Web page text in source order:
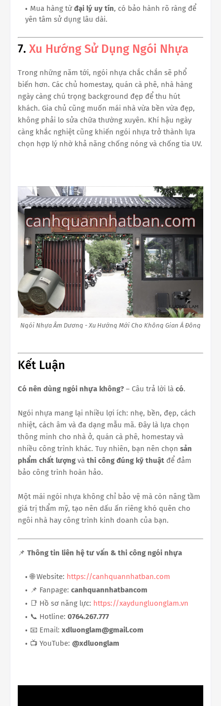
Mua hàng từ đại lý uy tín, có bảo hành rõ ràng để
yên tâm sử dụng lâu dài.
7. Xu Hướng Sử Dụng Ngói Nhựa
Trong những năm tới, ngói nhựa chắc chắn sẽ phổ
biến hơn. Các chủ homestay, quán cà phê, nhà hàng
ngày càng chú trọng background đẹp để thu hút
khách. Gia chủ cũng muốn mái nhà vừa bền vừa đẹp,
không phải lo sửa chữa thường xuyên. Khí hậu ngày
càng khắc nghiệt cũng khiến ngói nhựa trở thành lựa
chọn hợp lý nhờ khả năng chống nóng và chống tia UV.
Ngói Nhựa Âm Dương - Xu Hướng Mới Cho Không Gian Á Đông
Kết Luận
Có nên dùng ngói nhựa không? – Câu trả lời là có.
Ngói nhựa mang lại nhiều lợi ích: nhẹ, bền, đẹp, cách
nhiệt, cách âm và đa dạng mẫu mã. Đây là lựa chọn
thông minh cho nhà ở, quán cà phê, homestay và
nhiều công trình khác. Tuy nhiên, bạn nên chọn sản
phẩm chất lượng và thi công đúng kỹ thuật để đảm
bảo công trình hoàn hảo.
Một mái ngói nhựa không chỉ bảo vệ mà còn nâng tầm
giá trị thẩm mỹ, tạo nên dấu ấn riêng khó quên cho
ngôi nhà hay công trình kinh doanh của bạn.
📌 Thông tin liên hệ tư vấn & thi công ngói nhựa
🌐 Website: https://canhquannhatban.com
📌 Fanpage: canhquannhatbancom
📑 Hồ sơ năng lực: https://xaydungluonglam.vn
📞 Hotline: 0764.267.777
📧 Email: xdluonglam@gmail.com
📺 YouTube: @xdluonglam